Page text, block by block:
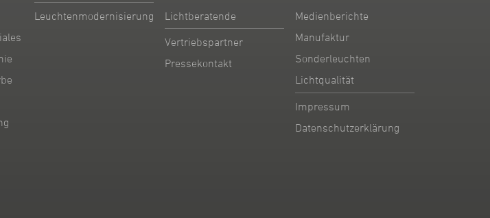
Leuchtenmodernisierung
Lichtberatende
Vertriebspartner
Pressekontakt
Medienberichte
Manufaktur
Sonderleuchten
Lichtqualität
Impressum
Datenschutzerklärung